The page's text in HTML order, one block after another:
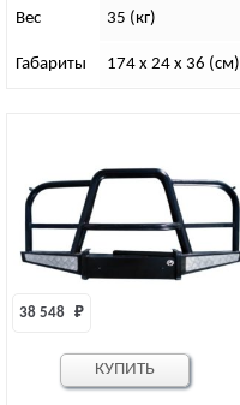
Вес 35 (кг)
Габариты 174 x 24 x 36 (см)
38 548 ₽
КУПИТЬ